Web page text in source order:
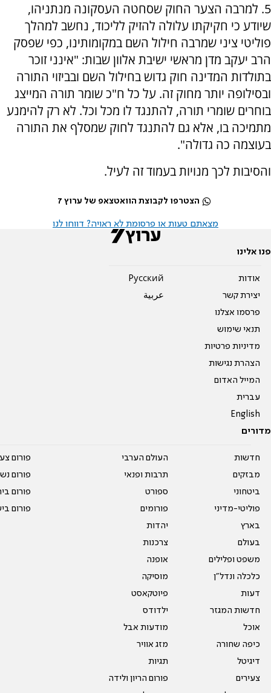
5. למרבה הצער החוק שסחטה העסקונה מנתניהו,
שיודע כי חקיקתו עלולה להזיק לליכוד, נחשב למהלך
פוליטי ציני שמרבה חילול השם במקומותינו, כפי שפסק
הרב יעקב מדן מראשי ישיבת אלוון שבות: "אינני זוכר
בתולדות המדינה חוק גדוש בחילול השם ובביזוי התורה
ובסילופה יותר מחוק זה. על כל ח"כ שומר תורה המייצג
בוחרים שומרי תורה, להתנגד לו מכל וכל. לא רק להימנע
מתמיכה בו, אלא גם להתנגד לחוק שמסלף את התורה
בעוצמה כה גדולה".
והסיבות לכך מנויות בעמוד זה לעיל.
הצטרפו לקבוצת הוואטצאפ של ערוץ 7
מצאתם טעות או פרסומת לא ראויה? דווחו לנו
פנו אלינו
אודות
יצירת קשר
פרסמו אצלנו
תנאי שימוש
מדיניות פרטיות
הצהרת נגישות
המייל האדום
עברית
English
Pусский
عربية
מדורים
חדשות
מבזקים
ביטחוני
פוליטי-מדיני
בארץ
בעולם
משפט ופלילים
כלכלה ונדל"ן
דעות
חדשות המגזר
אוכל
כיפה שחורה
דיגיטל
צעירים
העולם הערבי
תרבות ופנאי
ספורט
פורומים
יהדות
צרכנות
אופנה
מוסיקה
פיוטקאסט
ילדודס
מודעות אבל
מזג אוויר
תגיות
פורום הריון ולידה
פורום
פורום
פורום
פורום